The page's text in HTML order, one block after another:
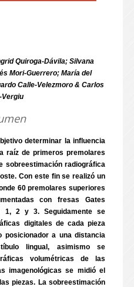
Quiroga-Dávila; Silvana
Mori-Guerrero; María del
Calle-Velezmoro & Carlos
Vergiu
determinar la influencia
raíz de primeros premolares
sobreestimación radiográfica
Con este fin se realizó un
60 premolares superiores
con fresas Gates
1, 2 y 3. Seguidamente se
digitales de cada pieza
posicionador a una distancia
lingual, asimismo se
volumétricas de las
imagenológicas se midió el
piezas. La sobreestimación